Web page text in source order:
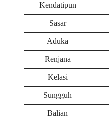
Kendatipun
Sasar
Aduka
Renjana
Kelasi
Sungguh
Balian